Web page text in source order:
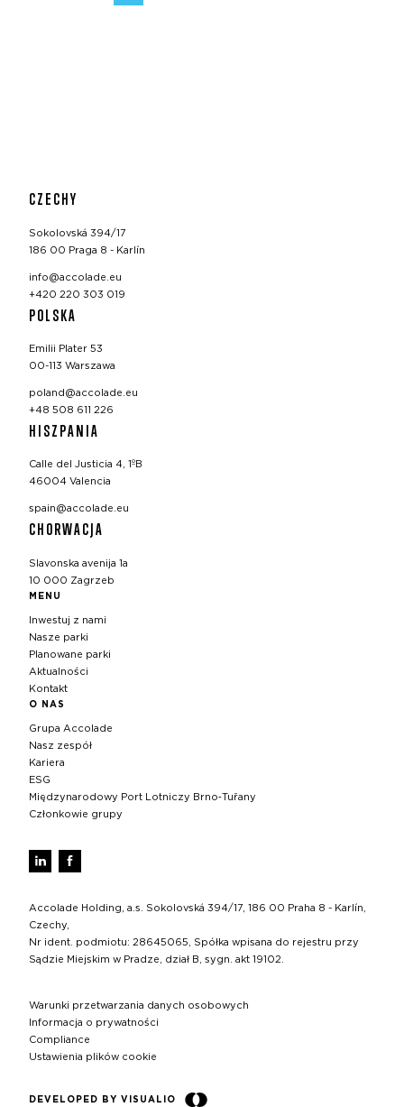
CZECHY
Sokolovská 394/17
186 00 Praga 8 - Karlín
info@accolade.eu
+420 220 303 019
POLSKA
Emilii Plater 53
00-113 Warszawa
poland@accolade.eu
+48 508 611 226
HISZPANIA
Calle del Justicia 4, 1ºB
46004 Valencia
spain@accolade.eu
CHORWACJA
Slavonska avenija 1a
10 000 Zagrzeb
MENU
Inwestuj z nami
Nasze parki
Planowane parki
Aktualności
Kontakt
O NAS
Grupa Accolade
Nasz zespół
Kariera
ESG
Międzynarodowy Port Lotniczy Brno‑Tuřany
Członkowie grupy
Accolade Holding, a.s. Sokolovská 394/17, 186 00 Praha 8 - Karlín,
Czechy,
Nr ident. podmiotu: 28645065, Spółka wpisana do rejestru przy
Sądzie Miejskim w Pradze, dział B, sygn. akt 19102.
Warunki przetwarzania danych osobowych
Informacja o prywatności
Compliance
Ustawienia plików cookie
DEVELOPED BY VISUALIO